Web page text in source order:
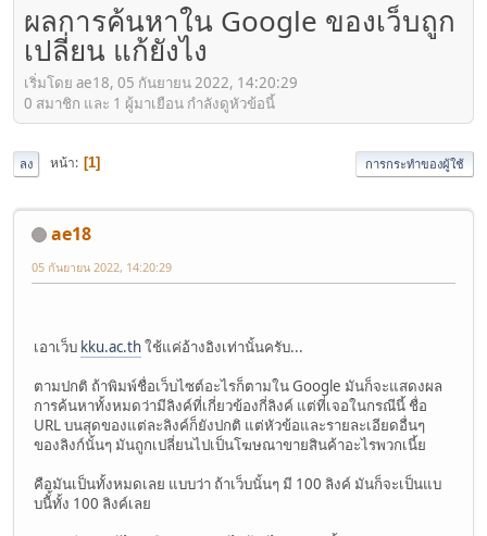
ผลการค้นหาใน Google ของเว็บถูก
เปลี่ยน แก้ยังไง
เริ่มโดย ae18, 05 กันยายน 2022, 14:20:29
0 สมาชิก และ 1 ผู้มาเยือน กำลังดูหัวข้อนี้
ลง หน้า 1 การกระทำของผู้ใช้
ae18
05 กันยายน 2022, 14:20:29
เอาเว็บ kku.ac.thใช้แค่อ้างอิงเท่านั้นครับ...
ตามปกติ ถ้าพิมพ์ชื่อเว็บไซต์อะไรก็ตามใน Google มันก็จะแสดงผล
การค้นหาทั้งหมดว่ามีลิงค์ที่เกี่ยวข้องกี่ลิงค์ แต่ที่เจอในกรณีนี้ ชื่อ
URL บนสุดของแต่ละลิงค์ก็ยังปกติ แต่หัวข้อและรายละเอียดอื่นๆ
ของลิงก์นั้นๆ มันถูกเปลี่ยนไปเป็นโฆษณาขายสินค้าอะไรพวกเนี้ย
คือมันเป็นทั้งหมดเลย แบบว่า ถ้าเว็บนั้นๆ มี 100 ลิงค์ มันก็จะเป็นแบ
บนีั้ทั้ง 100 ลิงค์เลย